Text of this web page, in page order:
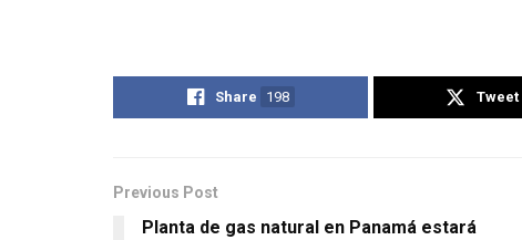
Share 198 Tweet
Previous Post
Planta de gas natural en Panamá estará